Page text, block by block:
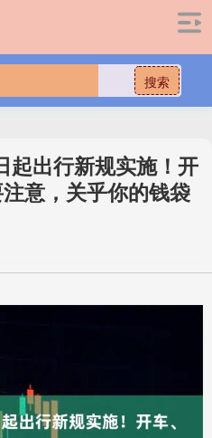
搜索
起出行新规实施！开
意，关乎你的钱袋